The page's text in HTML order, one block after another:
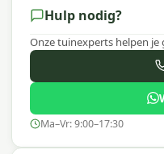
Hulp nodig?
Onze tuinexperts helpen
Ma–Vr: 9:00–17:30